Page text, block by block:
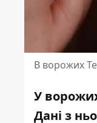
В ворожих
У
Дані з